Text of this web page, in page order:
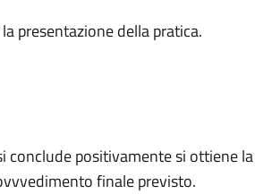
presentazione della pratica.
positivamente si ottiene
finale previsto.